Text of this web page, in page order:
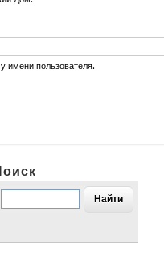
имени пользователя.